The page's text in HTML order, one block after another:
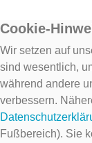
Cookie-
Wir setzen auf
sind wesentlich,
während andere
verbessern.
Fußbereich). Sie